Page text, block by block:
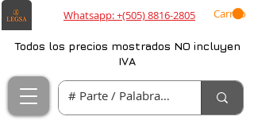
Whatsapp: +(505) 8816-2805 Carrito
Todos los precios mostrados NO incluyen
IVA